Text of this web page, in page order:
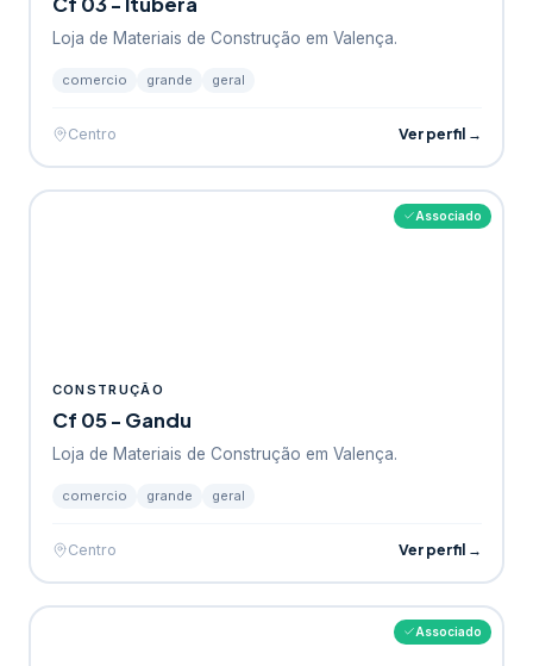
Loja de Materiais de Construção em Valença.
comercio grande geral
Centro Ver perfil →
Associado
CONSTRUÇÃO
Cf 05 - Gandu
Loja de Materiais de Construção em Valença.
comercio grande geral
Centro Ver perfil →
Associado